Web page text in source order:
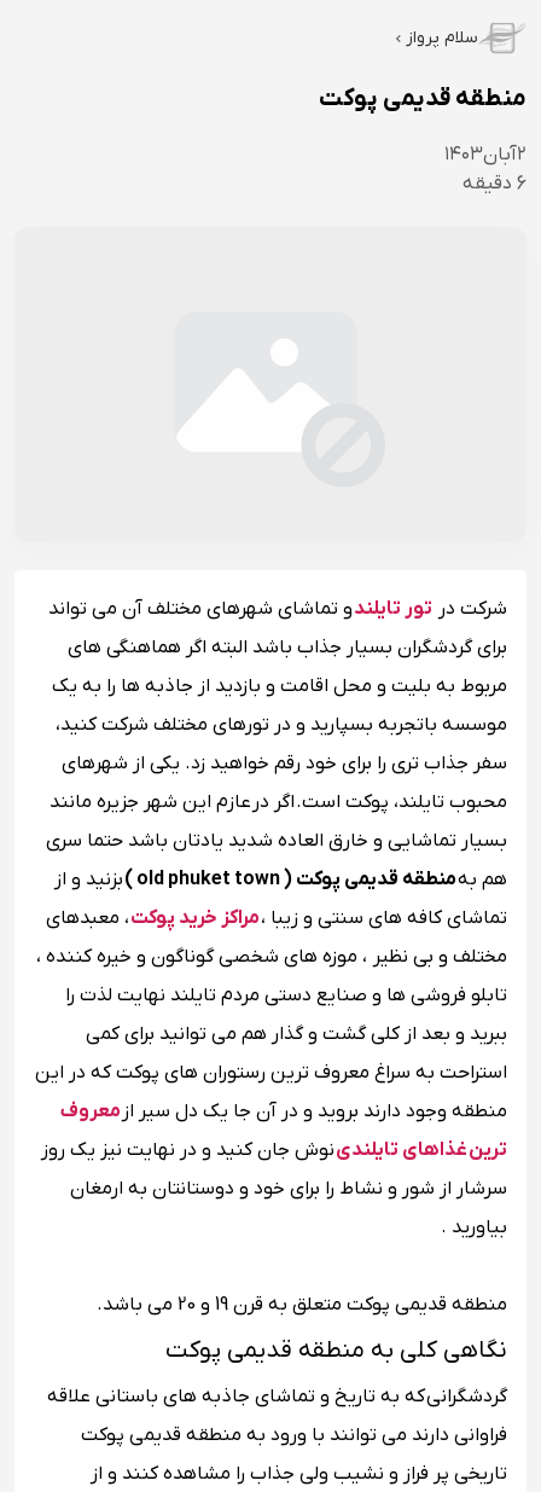
سلام پرواز
منطقه قدیمی پوکت
۲آبان۱۴۰۳
6 دقیقه
شرکت در تور تایلندو تماشای شهرهای مختلف آن می تواند
برای گردشگران بسیار جذاب باشد البته اگر هماهنگی های
مربوط به بلیت و محل اقامت و بازدید از جاذبه ها را به یک
موسسه باتجربه بسپارید و در تورهای مختلف شرکت کنید،
سفر جذاب تری را برای خود رقم خواهید زد. یکی از شهرهای
محبوب تایلند، پوکت است. اگر در عازم این شهر جزیره مانند
بسیار تماشایی و خارق العاده شدید یادتان باشد حتما سری
هم بهمنطقه قدیمی پوکت ( old phuket town )
بزنید و از
تماشای کافه های سنتی و زیبا ،مراکز خرید پوکت، معبدهای
مختلف و بی نظیر ، موزه های شخصی گوناگون و خیره کننده ،
تابلو فروشی ها و صنایع دستی مردم تایلند نهایت لذت را
ببرید و بعد از کلی گشت و گذار هم می توانید برای کمی
استراحت به سراغ معروف ترین رستوران های پوکت که در این
منطقه وجود دارند بروید و در آن جا یک دل سیر از معروف
ترین غذاهای تایلندینوش جان کنید و در نهایت نیز یک روز
سرشار از شور و نشاط را برای خود و دوستانتان به ارمغان
بیاورید .
منطقه قدیمی پوکت متعلق به قرن 19 و 20 می باشد.
نگاهی کلی به منطقه قدیمی پوکت
گردشگرانی که به تاریخ و تماشای جاذبه های باستانی علاقه
فراوانی دارند می توانند با ورود به منطقه قدیمی پوکت
تاریخی پر فراز و نشیب ولی جذاب را مشاهده کنند و از